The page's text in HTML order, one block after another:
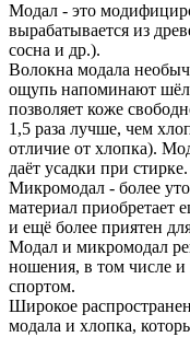
Модал - это
вырабатывается из
сосна и др.).
Волокна модала
ощупь напоминают
позволяет коже
1,5 раза лучше, чем
отличие от хлопка).
даёт усадки при стирке.
Микромодал - более
материал приобретает
и ещё более приятен
Модал и микромодал
ношения, в том числе и
спортом.
Широкое
модала и хлопка,